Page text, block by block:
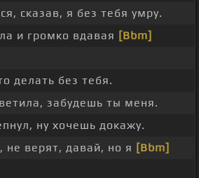
сказав, я без тебя умру.
и громко вдавая [Bbm]
делать без тебя.
забудешь ты меня.
ну хочешь докажу.
не верят, давай, но я [Bbm]